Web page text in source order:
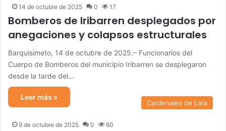
14 de octubre de 2025 0 17
Bomberos de Iribarren desplegados por
anegaciones y colapsos estructurales
Barquisimeto, 14 de octubre de 2025.– Funcionarios del
Cuerpo de Bomberos del municipio Iribarren se desplegaron
desde la tarde del…
Leer más »
Cardenales de Lara
9 de octubre de 2025 0 60